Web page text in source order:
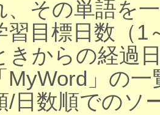
、その単語を
習目標日数（1
きからの経過
MyWord」の
/日数順でのソ